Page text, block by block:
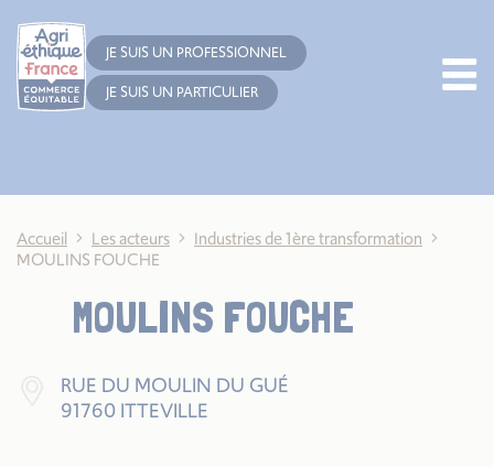
JE SUIS UN PROFESSIONNEL
JE SUIS UN PARTICULIER
Accueil Les acteurs
Industries de 1ère transformation
MOULINS FOUCHE
MOULINS FOUCHE
RUE DU MOULIN DU GUÉ
91760 ITTEVILLE